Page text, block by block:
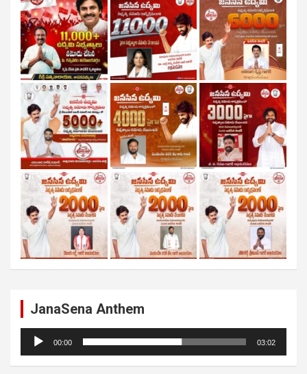
JanaSena Anthem
Audio
Player
00:00 03:02